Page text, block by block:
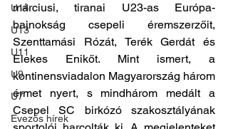
U14
U13
U11
U9
U7
Evezős hírek
márciusi, tiranai U23-as Európa-
bajnokság csepeli éremszerzőit,
Szenttamási Rózát, Terék Gerdát és
Elekes Enikőt. Mint ismert, a
kontinensviadalon Magyarország három
érmet nyert, s mindhárom medált a
Csepel SC birkózó szakosztályának